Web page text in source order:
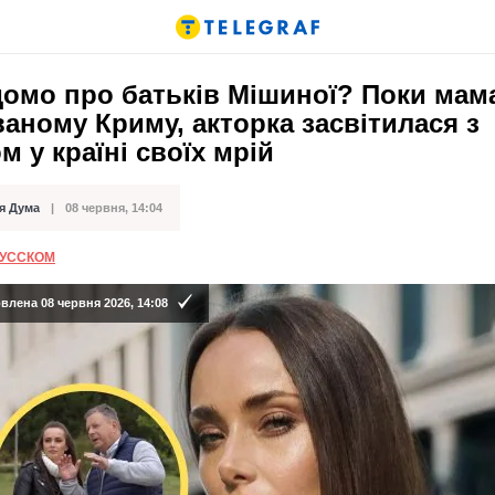
про батьків Мішиної? Поки
Криму, акторка засвітилася з
у країні своїх мрій
Дума 08 червня, 14:04
08 червня 2026, 14:08